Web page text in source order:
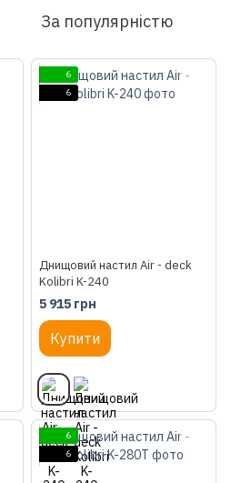
За популярністю
6
6
Днищовий настил Air - deck
Kolibri K-240
5 915 грн
Купити
6
6